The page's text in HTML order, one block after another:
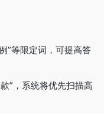
”等限定词，可提高答
”，系统将优先扫描高